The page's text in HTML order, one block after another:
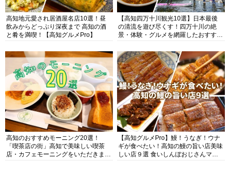
高知地元愛され居酒屋名店10選！昼
飲みからどっぷり深夜まで 高知の酒
と肴を満喫！【高知グルメPro】
【高知四万十川観光10選】日本最後
の清流を遊び尽くす！四万十川の絶
景・体験・グルメを網羅したおすすめ
高知のおすすめモーニング20選！
「喫茶店の街」高知で美味しい喫茶
店・カフェモーニングをいただきま
【高知グルメPro】鰻！うなぎ！ウナ
ギが食べたい！高知の鰻の旨い店美味
しい店９選 食いしんぼおじさんマッ